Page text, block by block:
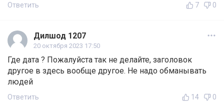
Ответить 7 0
Дилшод 1207
20 октября 2023 17:50
Где дата ? Пожалуйста так не делайте, заголовок
другое в здесь вообще другое. Не надо обманывать
людей
Ответить 14 0